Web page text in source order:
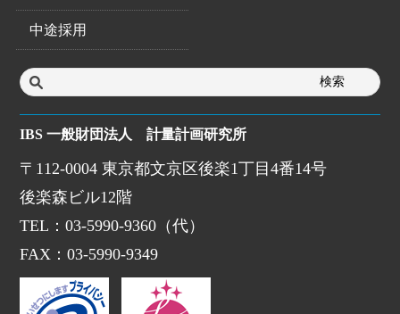
中途採用
IBS 一般財団法人 計量計画研究所
〒112-0004 東京都文京区後楽1丁目4番14号
後楽森ビル12階
TEL：03-5990-9360（代）
FAX：03-5990-9349